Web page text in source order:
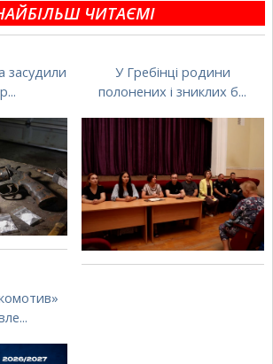
ЧИТАЄМІ
засудили
У Гребінці родини
полонених і зниклих б...